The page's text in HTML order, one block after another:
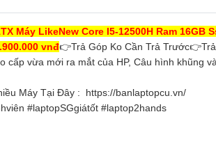
Máy LikeNew Core I5-12500H Ram
vnđ👉Trả Góp Ko Cần Trả
cấp vừa mới ra mắt của HP, Câu hình khũng
Máy Tại Đây : https://banlaptopcu.vn/
#laptopSGgiátốt #laptop2hands